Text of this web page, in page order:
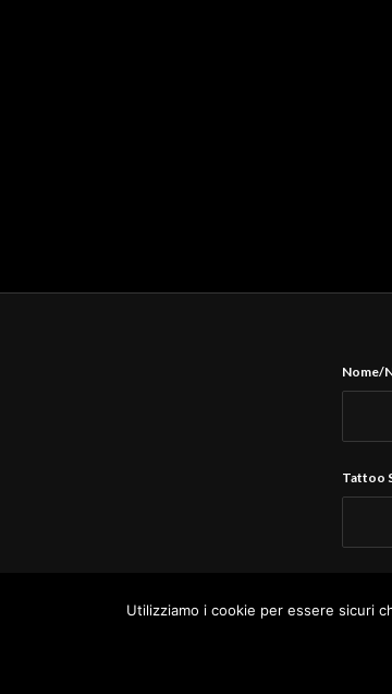
Nome/
Tattoo
Utilizziamo i cookie per essere sicuri